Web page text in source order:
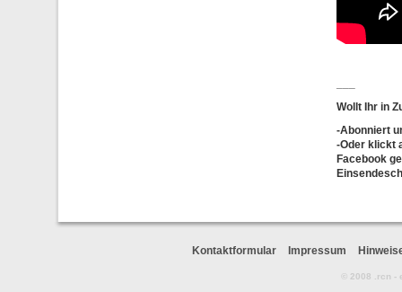
Wollt Ihr in
-Abonniert
-Oder klickt
Facebook
Kontaktformular Impressum
© 2008 .rcn